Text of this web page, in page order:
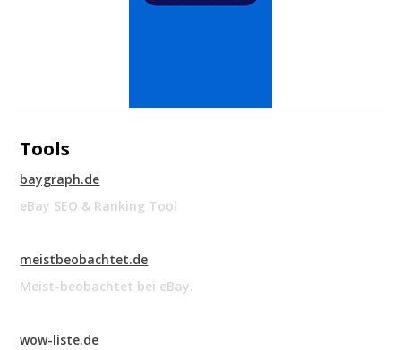
Tools
baygraph.de
eBay SEO & Ranking Tool
meistbeobachtet.de
Meist-beobachtet bei eBay.
wow-liste.de